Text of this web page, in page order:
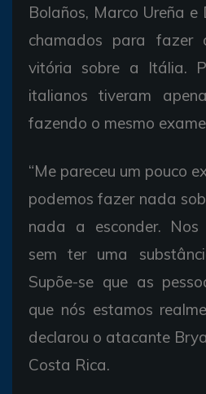
Bolaños, Marco Ureña
chamados para fazer
vitória sobre a Itália.
italianos tiveram
fazendo o mesmo
“Me pareceu um pouco
podemos fazer nada
nada a esconder. Nos
sem ter uma
Supõe-se que as
que nós estamos
declarou o atacante
Costa Rica.